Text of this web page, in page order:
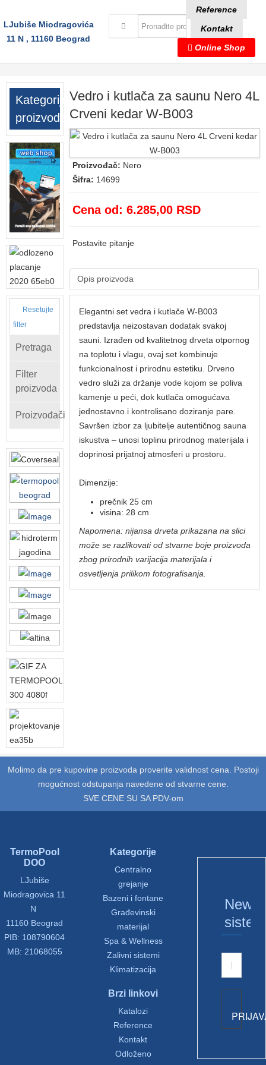
LJubiše Miodragovića
11 N , 11160 Beograd
Reference
Kontakt
Online Shop
Kategorije
proizvoda
Resetujte
filter
Pretraga
Filter
proizvoda
Proizvođači
Vedro i kutlača za saunu Nero 4L
Crveni kedar W-B003
Proizvođač: Nero
Šifra: 14699
Cena od: 6.285,00 RSD
Postavite pitanje
Opis proizvoda
Elegantni set vedra i kutlače W-B003
predstavlja neizostavan dodatak svakoj
sauni. Izrađen od kvalitetnog drveta otpornog
na toplotu i vlagu, ovaj set kombinuje
funkcionalnost i prirodnu estetiku. Drveno
vedro služi za držanje vode kojom se poliva
kamenje u peći, dok kutlača omogućava
jednostavno i kontrolisano doziranje pare.
Savršen izbor za ljubitelje autentičnog sauna
iskustva – unosi toplinu prirodnog materijala i
doprinosi prijatnoj atmosferi u prostoru.
Dimenzije:
prečnik 25 cm
visina: 28 cm
Napomena: nijansa drveta prikazana na slici
može se razlikovati od stvarne boje proizvoda
zbog prirodnih varijacija materijala i
osvetljenja prilikom fotografisanja.
Molimo da pre kupovine proizvoda proverite validnost cena. Postoji
mogućnost odstupanja navedene od stvarne cene.
SVE CENE SU SA PDV-om
TermoPool
DOO
LJubiše
Miodragovica 11
N
11160 Beograd
PIB: 108790604
MB: 21068055
Kategorije
Centralno
grejanje
Bazeni i fontane
Građevinski
materijal
Spa & Wellness
Zalivni sistemi
Klimatizacija
Brzi linkovi
Katalozi
Reference
Kontakt
Odloženo
sistem